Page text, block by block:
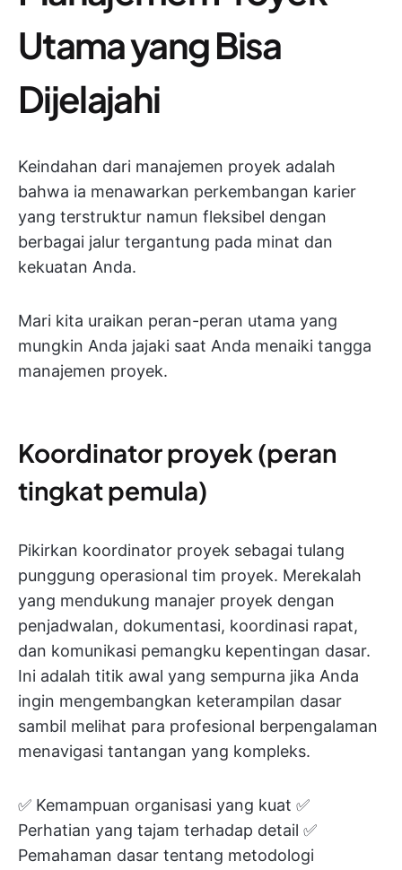
Utama yang Bisa
Dijelajahi
Keindahan dari manajemen proyek adalah
bahwa ia menawarkan perkembangan karier
yang terstruktur namun fleksibel dengan
berbagai jalur tergantung pada minat dan
kekuatan Anda.
Mari kita uraikan peran-peran utama yang
mungkin Anda jajaki saat Anda menaiki tangga
manajemen proyek.
Koordinator proyek (peran
tingkat pemula)
Pikirkan koordinator proyek sebagai tulang
punggung operasional tim proyek. Merekalah
yang mendukung manajer proyek dengan
penjadwalan, dokumentasi, koordinasi rapat,
dan komunikasi pemangku kepentingan dasar.
Ini adalah titik awal yang sempurna jika Anda
ingin mengembangkan keterampilan dasar
sambil melihat para profesional berpengalaman
menavigasi tantangan yang kompleks.
✅ Kemampuan organisasi yang kuat ✅
Perhatian yang tajam terhadap detail ✅
Pemahaman dasar tentang metodologi